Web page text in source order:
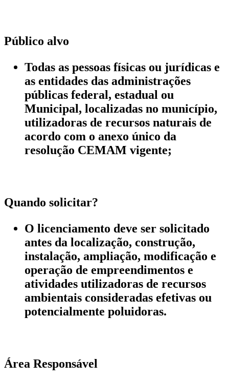
Público alvo
Todas as pessoas físicas ou jurídicas e
as entidades das administrações
públicas federal, estadual ou
Municipal, localizadas no município,
utilizadoras de recursos naturais de
acordo com o anexo único da
resolução CEMAM vigente;
Quando solicitar?
O licenciamento deve ser solicitado
antes da localização, construção,
instalação, ampliação, modificação e
operação de empreendimentos e
atividades utilizadoras de recursos
ambientais consideradas efetivas ou
potencialmente poluidoras.
Área Responsável